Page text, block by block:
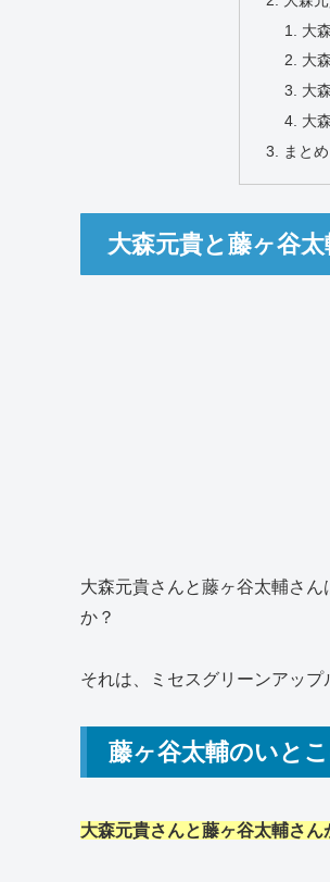
大
大
大
大
まとめ
大森元貴と藤ヶ谷
大森元貴さんと藤ヶ谷太輔さ
か？
それは、ミセスグリーンアッ
藤ヶ谷太輔のいと
大森元貴さんと藤ヶ谷太輔さ